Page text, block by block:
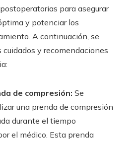
para asegurar
y potenciar los
A continuación, se
y recomendaciones
de compresión: Se
una prenda de compresión
durante el tiempo
el médico. Esta prenda